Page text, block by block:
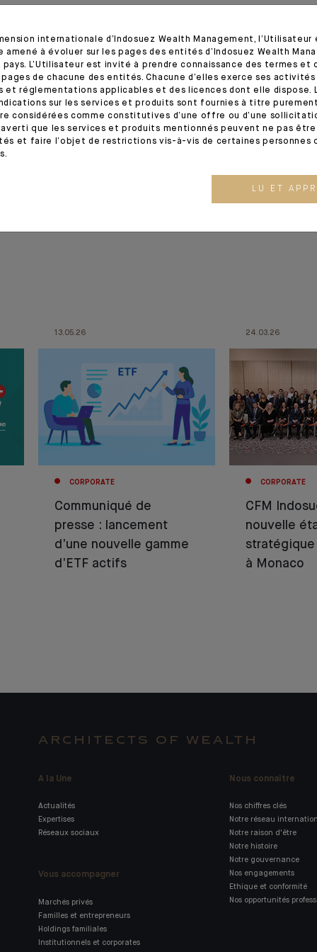
réservé aux abonnés.
le post LinkedIn.
13.05.26
CORPORATE
Communiqué de
presse : lancement
d’une nouvelle gamme
d’ETF actifs
24.03.26
CORPORATE
CFM
nouvelle
à Monaco
ARCHITECTS OF WEALTH
A la Une
Actualités
Expertises
Réseaux sociaux
Vous accompagner
Marchés privés
Familles et entrepreneurs
Holdings familiales
Institutionnels et corporates
Nous connaître
Nos chiffres clés
Notre réseau
Notre raison d'être
Notre histoire
Notre gouvernance
Nos engagements
Ethique et conformité
Nos opportunités
internationale d’Indosuez Wealth Management,
amené à évoluer sur les pages des entités d’Indosuez Wealth
L’Utilisateur est invité à prendre connaissance des termes et
de chacune des entités. Chacune d’elles exerce ses activités
et réglementations applicables et des licences dont elle dispose.
sur les services et produits sont fournies à titre
considérées comme constitutives d’une offre ou d’une
que les services et produits mentionnés peuvent ne pas
et faire l’objet de restrictions vis-à-vis de certaines personnes
LU ET